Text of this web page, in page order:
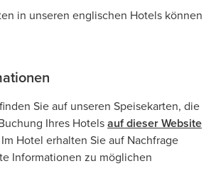
in unseren englischen Hotels können
Sie auf unseren Speisekarten, die
Ihres Hotels auf dieser Website
Hotel erhalten Sie auf Nachfrage
Informationen zu möglichen